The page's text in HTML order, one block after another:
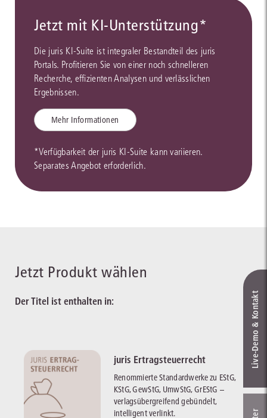
Jetzt mit KI-Unterstützung*
Die juris KI-Suite ist integraler Bestandteil des juris
Portals. Profitieren Sie von einer noch schnelleren
Recherche, effizienten Analysen und verlässlichen
Ergebnissen.
Mehr Informationen
*Verfügbarkeit der juris KI-Suite kann variieren.
Separates Angebot erforderlich.
Jetzt Produkt wählen
Der Titel ist enthalten in:
juris Ertragsteuerrecht
Renommierte Standardwerke zu EStG,
KStG, GewStG, UmwStG, GrEStG –
verlagsübergreifend gebündelt,
intelligent verlinkt.
Live‑Demo & Kontakt